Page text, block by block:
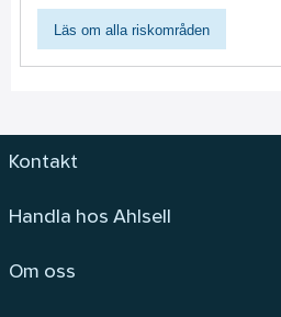
Läs om alla riskområden
Kontakt
Handla hos Ahlsell
Om oss